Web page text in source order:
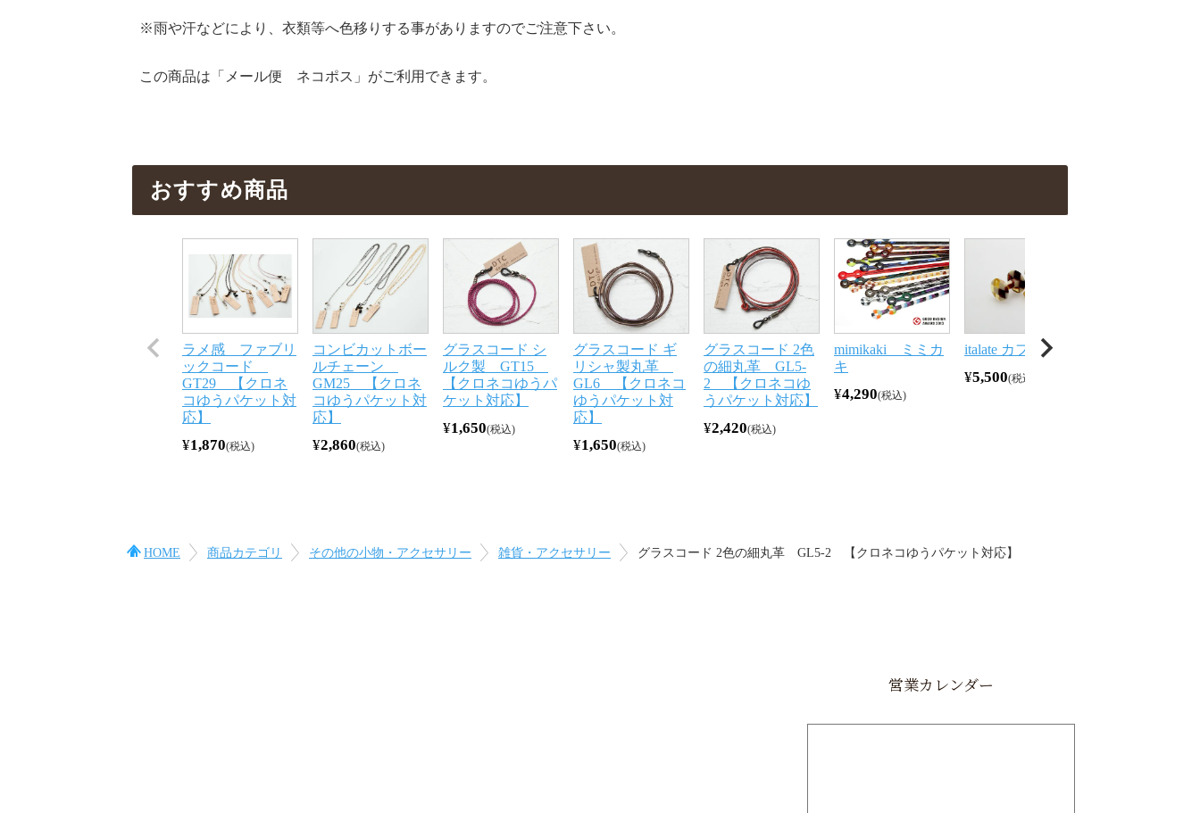
※雨や汗などにより、衣類等へ色移りする事がありますのでご注意下さい。
この商品は「メール便 ネコポス」がご利用できます。
おすすめ商品
ラメ感 ファブリ
ックコード
GT29 【クロネ
コゆうパケット対
応】
¥1,870 税込
コンビカットボー
ルチェーン
GM25 【クロネ
コゆうパケット対
応】
¥2,860 税込
グラスコード シ
ルク製 GT15
【クロネコゆうパ
ケット対応】
¥1,650 税込
グラスコード ギ
リシャ製丸革
GL6 【クロネコ
ゆうパケット対
応】
¥1,650 税込
グラスコード 2色
の細丸革 GL5-
2 【クロネコゆ
うパケット対応】
¥2,420 税込
mimikaki ミミカ
キ
¥4,290 税込
italate カフス
¥5,500 税込
HOME 商品カテゴリ その他の小物・アクセサリー 雑貨・アクセサリー グラスコード 2色の細丸革 GL5-2 【クロネコゆうパケット対応】
営業カレンダー